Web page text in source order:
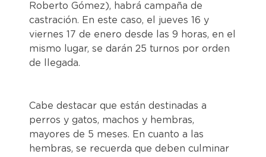
Roberto Gómez), habrá campaña de
castración. En este caso, el jueves 16 y
viernes 17 de enero desde las 9 horas, en el
mismo lugar, se darán 25 turnos por orden
de llegada.
Cabe destacar que están destinadas a
perros y gatos, machos y hembras,
mayores de 5 meses. En cuanto a las
hembras, se recuerda que deben culminar